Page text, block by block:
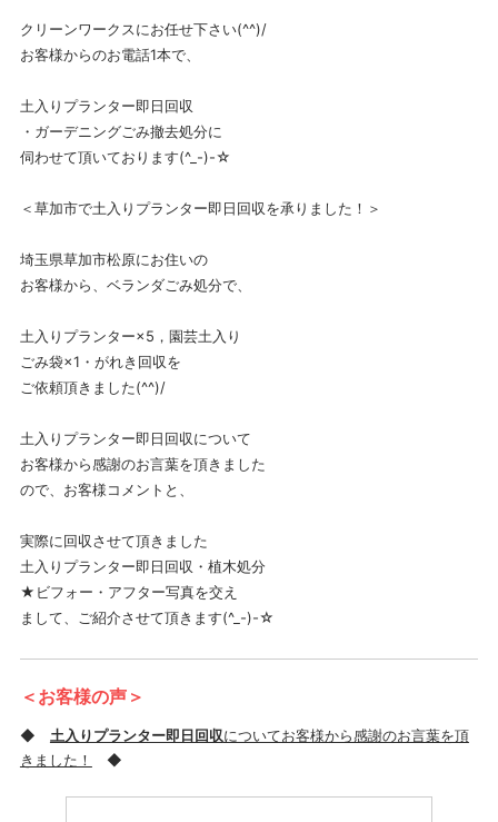
クリーンワークスにお任せ下さい(^^)/
お客様からのお電話1本で、
土入りプランター即日回収
・ガーデニングごみ撤去処分に
伺わせて頂いております(^_-)-☆
＜草加市で土入りプランター即日回収を承りました！＞
埼玉県草加市松原にお住いの
お客様から、ベランダごみ処分で、
土入りプランター×5，園芸土入り
ごみ袋×1・がれき回収を
ご依頼頂きました(^^)/
土入りプランター即日回収について
お客様から感謝のお言葉を頂きました
ので、お客様コメントと、
実際に回収させて頂きました
土入りプランター即日回収・植木処分
★ビフォー・アフター写真を交え
まして、ご紹介させて頂きます(^_-)-☆
＜お客様の声＞
◆ 土入りプランター即日回収についてお客様から感謝のお言葉を頂
きました！
◆